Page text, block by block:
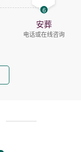
6
安葬
电话或在线咨询